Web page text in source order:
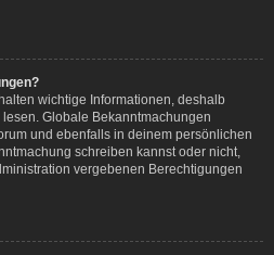
wichtige Informationen, deshalb
Globale Bekanntmachungen
und ebenfalls in deinem persönlichen
schreiben kannst oder nicht,
vergebenen Berechtigungen